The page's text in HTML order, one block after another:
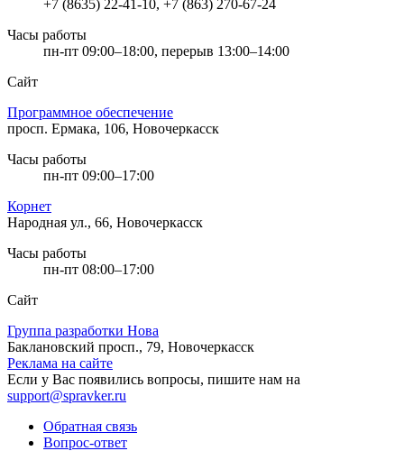
+7 (8635) 22-41-10, +7 (863) 270-67-24
Часы работы
пн-пт 09:00–18:00, перерыв 13:00–14:00
Сайт
Программное обеспечение
просп. Ермака, 106, Новочеркасск
Часы работы
пн-пт 09:00–17:00
Корнет
Народная ул., 66, Новочеркасск
Часы работы
пн-пт 08:00–17:00
Сайт
Группа разработки Нова
Баклановский просп., 79, Новочеркасск
Реклама на сайте
Если у Вас появились вопросы, пишите нам на
support@spravker.ru
Обратная связь
Вопрос-ответ